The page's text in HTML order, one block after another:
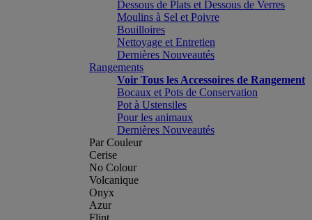
Dessous de Plats et Dessous de Verres
Moulins à Sel et Poivre
Bouilloires
Nettoyage et Entretien
Dernières Nouveautés
Rangements
Voir Tous les Accessoires de Rangement
Bocaux et Pots de Conservation
Pot à Ustensiles
Pour les animaux
Dernières Nouveautés
Par Couleur
Cerise
No Colour
Volcanique
Onyx
Azur
Flint